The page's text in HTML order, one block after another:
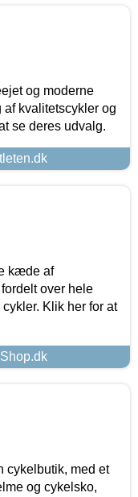
og moderne
kvalitetscykler og
se deres udvalg.
kæde af
over hele
Klik her for at
cykelbutik, med et
og cykelsko,